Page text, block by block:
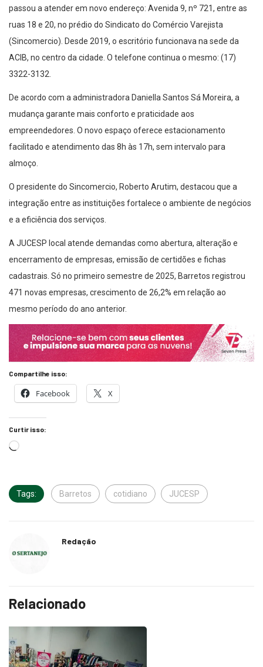
passou a atender em novo endereço: Avenida 9, nº 721, entre as
ruas 18 e 20, no prédio do Sindicato do Comércio Varejista
(Sincomercio). Desde 2019, o escritório funcionava na sede da
ACIB, no centro da cidade. O telefone continua o mesmo: (17)
3322-3132.
De acordo com a administradora Daniella Santos Sá Moreira, a
mudança garante mais conforto e praticidade aos
empreendedores. O novo espaço oferece estacionamento
facilitado e atendimento das 8h às 17h, sem intervalo para
almoço.
O presidente do Sincomercio, Roberto Arutim, destacou que a
integração entre as instituições fortalece o ambiente de negócios
e a eficiência dos serviços.
A JUCESP local atende demandas como abertura, alteração e
encerramento de empresas, emissão de certidões e fichas
cadastrais. Só no primeiro semestre de 2025, Barretos registrou
471 novas empresas, crescimento de 26,2% em relação ao
mesmo período do ano anterior.
Compartilhe isso:
Facebook X
Curtir isso:
Tags: Barretos cotidiano JUCESP
Redação
Relacionado